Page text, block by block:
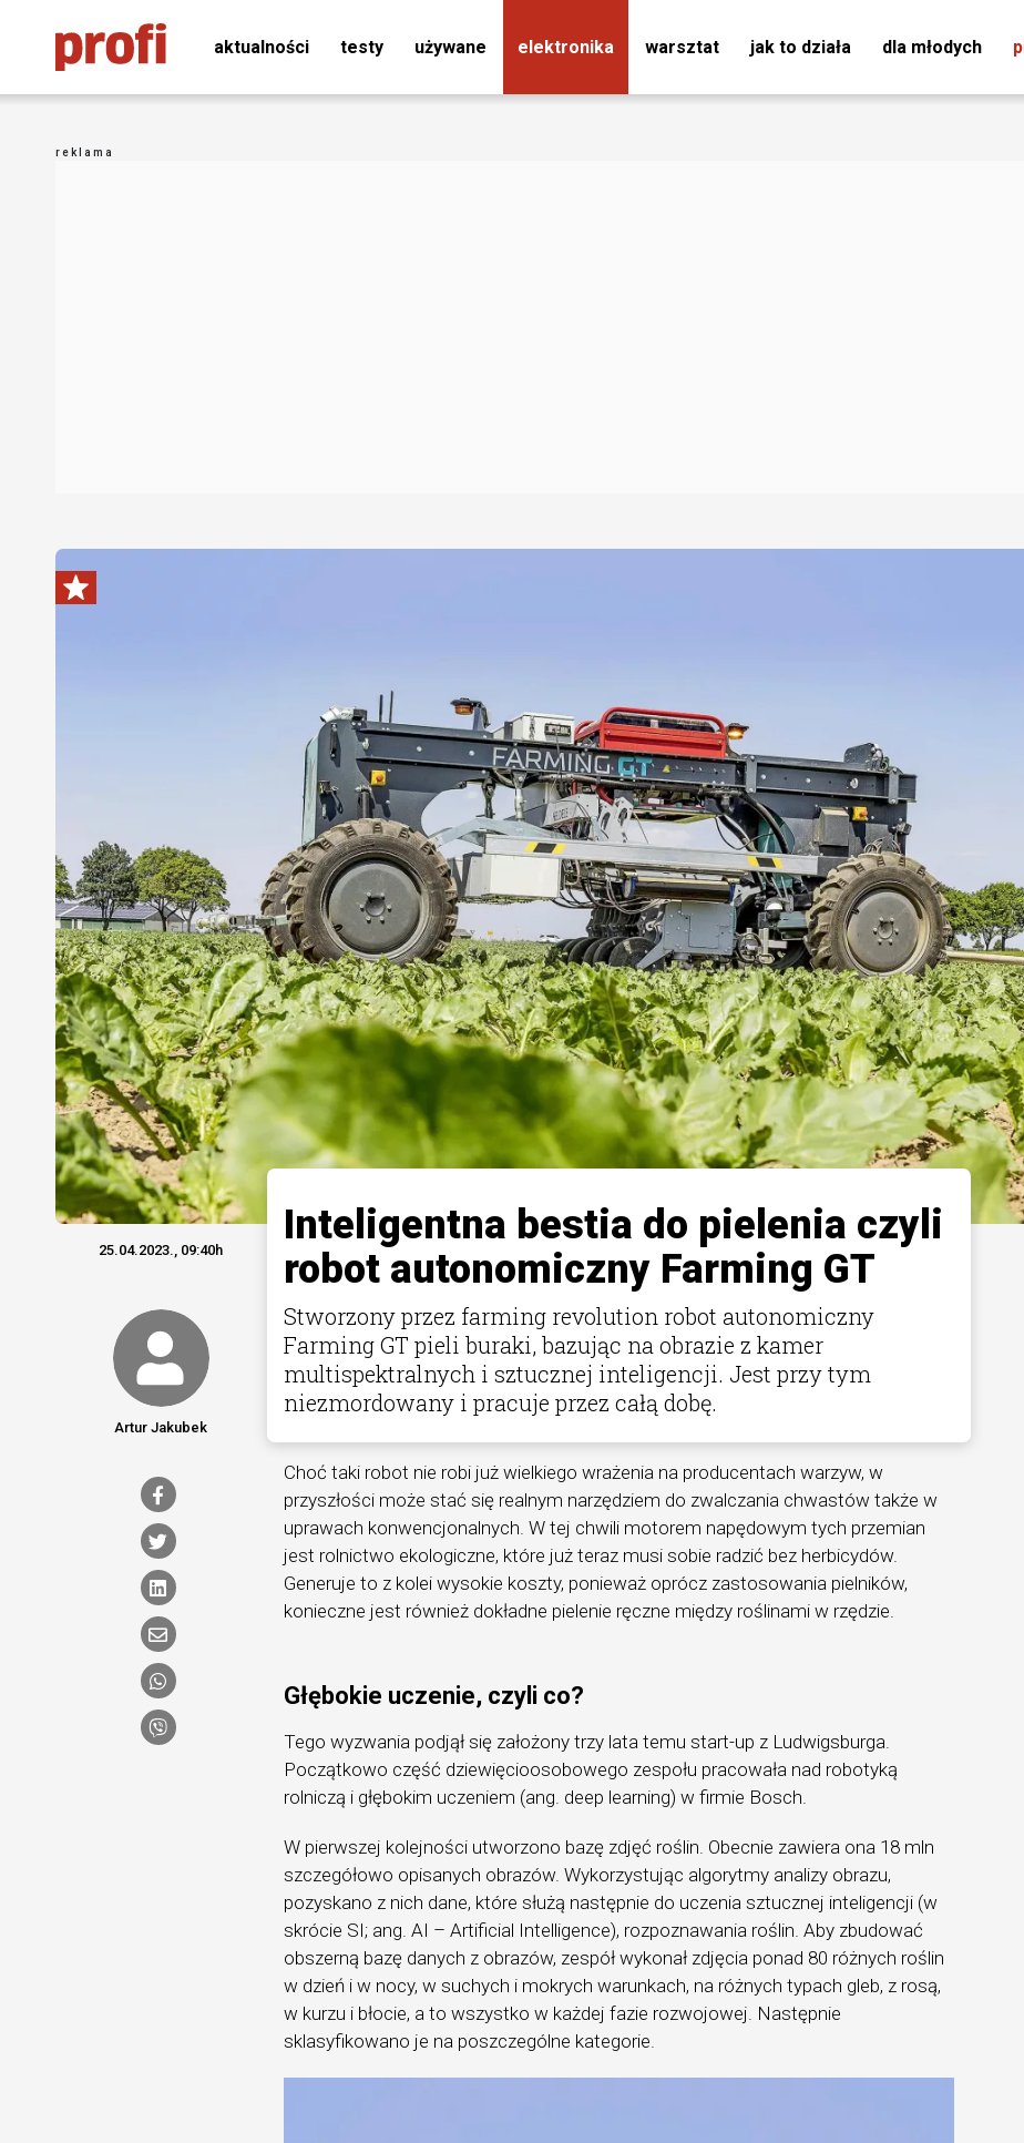
aktualności testy używane elektronika warsztat jak to działa dla młodych
Inteligentna bestia do pielenia czyli
robot autonomiczny Farming GT
Stworzony przez farming revolution robot autonomiczny
Farming GT pieli buraki, bazując na obrazie z kamer
multispektralnych i sztucznej inteligencji. Jest przy tym
niezmordowany i pracuje przez całą dobę.
25.04.2023., 09:40h
Artur Jakubek
Choć taki robot nie robi już wielkiego wrażenia na producentach warzyw, w
przyszłości może stać się realnym narzędziem do zwalczania chwastów także w
uprawach konwencjonalnych. W tej chwili motorem napędowym tych przemian
jest rolnictwo ekologiczne, które już teraz musi sobie radzić bez herbicydów.
Generuje to z kolei wysokie koszty, ponieważ oprócz zastosowania pielników,
konieczne jest również dokładne pielenie ręczne między roślinami w rzędzie.
Głębokie uczenie, czyli co?
Tego wyzwania podjął się założony trzy lata temu start-up z Ludwigsburga.
Początkowo część dziewięcioosobowego zespołu pracowała nad robotyką
rolniczą i głębokim uczeniem (ang. deep learning) w firmie Bosch.
W pierwszej kolejności utworzono bazę zdjęć roślin. Obecnie zawiera ona 18 mln
szczegółowo opisanych obrazów. Wykorzystując algorytmy analizy obrazu,
pozyskano z nich dane, które służą następnie do uczenia sztucznej inteligencji (w
skrócie SI; ang. AI – Artificial Intelligence), rozpoznawania roślin. Aby zbudować
obszerną bazę danych z obrazów, zespół wykonał zdjęcia ponad 80 różnych roślin
w dzień i w nocy, w suchych i mokrych warunkach, na różnych typach gleb, z rosą,
w kurzu i błocie, a to wszystko w każdej fazie rozwojowej. Następnie
sklasyfikowano je na poszczególne kategorie.